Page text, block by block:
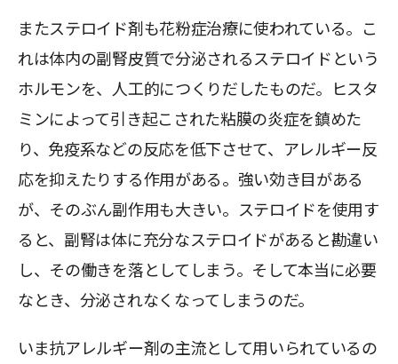
またステロイド剤も花粉症治療に使われている。こ
れは体内の副腎皮質で分泌されるステロイドという
ホルモンを、人工的につくりだしたものだ。ヒスタ
ミンによって引き起こされた粘膜の炎症を鎮めた
り、免疫系などの反応を低下させて、アレルギー反
応を抑えたりする作用がある。強い効き目がある
が、そのぶん副作用も大きい。ステロイドを使用す
ると、副腎は体に充分なステロイドがあると勘違い
し、その働きを落としてしまう。そして本当に必要
なとき、分泌されなくなってしまうのだ。
いま抗アレルギー剤の主流として用いられているの